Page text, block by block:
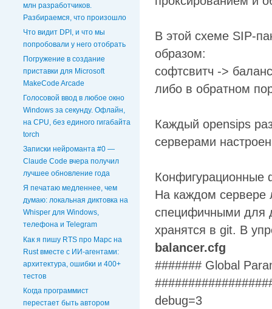
млн разработчиков.
Разбираемся, что произошло
Что видит DPI, и что мы
попробовали у него отобрать
Погружение в создание
приставки для Microsoft
MakeCode Arcade
Голосовой ввод в любое окно
Windows за секунду. Офлайн,
на CPU, без единого гигабайта
torch
Записки нейроманта #0 —
Claude Code вчера получил
лучшее обновление года
Я печатаю медленнее, чем
думаю: локальная диктовка на
Whisper для Windows,
телефона и Telegram
Как я пишу RTS про Марс на
Rust вместе с ИИ-агентами:
архитектура, ошибки и 400+
тестов
Когда программист
перестает быть автором
В этой схеме SIP-
образом:
софтсвитч ->
либо в обратном
Каждый opensips
серверами
Конфигурационные
На каждом сервере
специфичными для
хранятся в git. В
balancer.cfg
####### Global
debug=3